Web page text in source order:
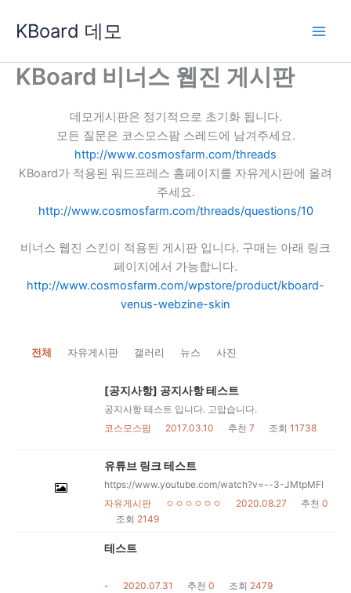
로
KBoard 데모
KBoard 비너스 웹진 게시판
데모게시판은 정기적으로 초기화 됩니다.
모든 질문은 코스모스팜 스레드에 남겨주세요.
http://www.cosmosfarm.com/threads
KBoard가 적용된 워드프레스 홈페이지를 자유게시판에 올려
주세요.
http://www.cosmosfarm.com/threads/questions/10
비너스 웹진 스킨이 적용된 게시판 입니다. 구매는 아래 링크
페이지에서 가능합니다.
http://www.cosmosfarm.com/wpstore/product/kboard-
venus-webzine-skin
전체 자유게시판 갤러리 뉴스 사진
[공지사항] 공지사항 테스트
공지사항 테스트 입니다. 고맙습니다.
코스모스팜
2017.03.10 추천 7 조회 11738
유튜브 링크 테스트
https://www.youtube.com/watch?v=--3-JMtpMFI
자유게시판
ㅇㅇㅇㅇㅇㅇ 2020.08.27 추천 0
조회 2149
테스트
- 2020.07.31 추천 0 조회 2479